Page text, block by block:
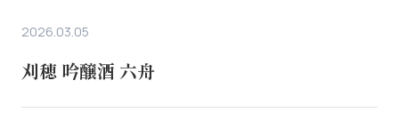
2026.03.05
刈穂 吟醸酒 六舟